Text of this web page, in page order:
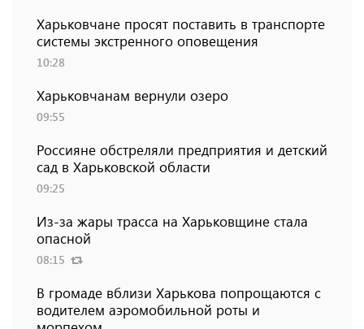
Харьковчане просят поставить в транспорте
системы экстренного оповещения
10:28
Харьковчанам вернули озеро
09:55
Россияне обстреляли предприятия и детский
сад в Харьковской области
09:25
Из-за жары трасса на Харьковщине стала
опасной
08:15
В громаде вблизи Харькова попрощаются с
водителем аэромобильной роты и